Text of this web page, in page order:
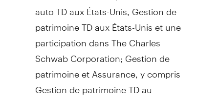
auto TD aux États-Unis, Gestion de
patrimoine TD aux États-Unis et une
participation dans The Charles
Schwab Corporation;Gestion de
patrimoine et Assurance, y compris
Gestion depatrimoine TD au